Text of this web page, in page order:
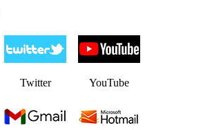
Twitter YouTube